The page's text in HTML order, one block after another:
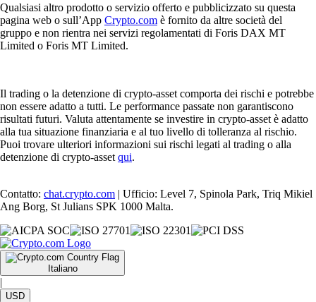
Qualsiasi altro prodotto o servizio offerto e pubblicizzato su questa
pagina web o sull’App Crypto.com è fornito da altre società del
gruppo e non rientra nei servizi regolamentati di Foris DAX MT
Limited o Foris MT Limited.
Il trading o la detenzione di crypto-asset comporta dei rischi e potrebbe
non essere adatto a tutti. Le performance passate non garantiscono
risultati futuri. Valuta attentamente se investire in crypto-asset è adatto
alla tua situazione finanziaria e al tuo livello di tolleranza al rischio.
Puoi trovare ulteriori informazioni sui rischi legati al trading o alla
detenzione di crypto-asset qui.
Contatto: chat.crypto.com | Ufficio: Level 7, Spinola Park, Triq Mikiel
Ang Borg, St Julians SPK 1000 Malta.
Italiano
|
USD